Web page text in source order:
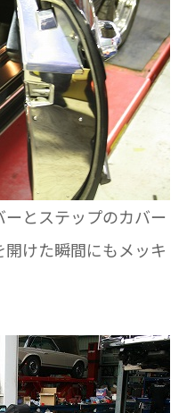
とステップのカバー
けた瞬間にもメッキ